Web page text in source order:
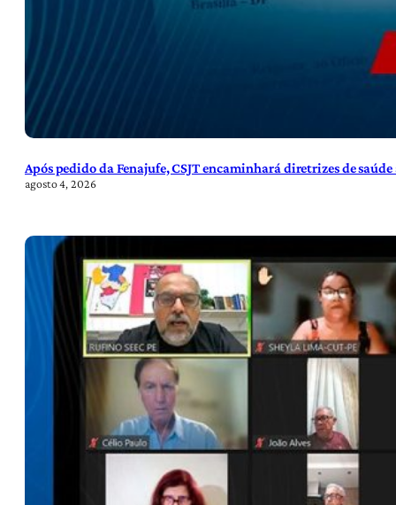
Após pedido da Fenajufe, CSJT encaminhará diretrizes de
agosto 4, 2026